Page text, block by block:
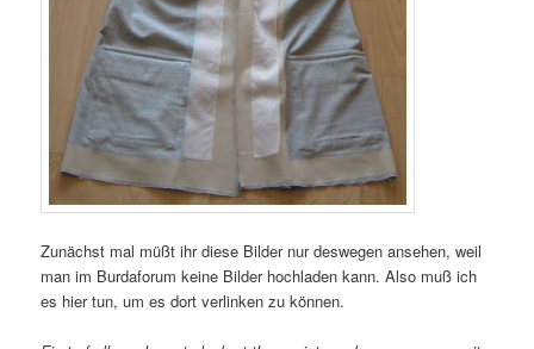
Zunächst mal müßt ihr diese Bilder nur deswegen ansehen, weil
man im Burdaforum keine Bilder hochladen kann. Also muß ich
es hier tun, um es dort verlinken zu können.